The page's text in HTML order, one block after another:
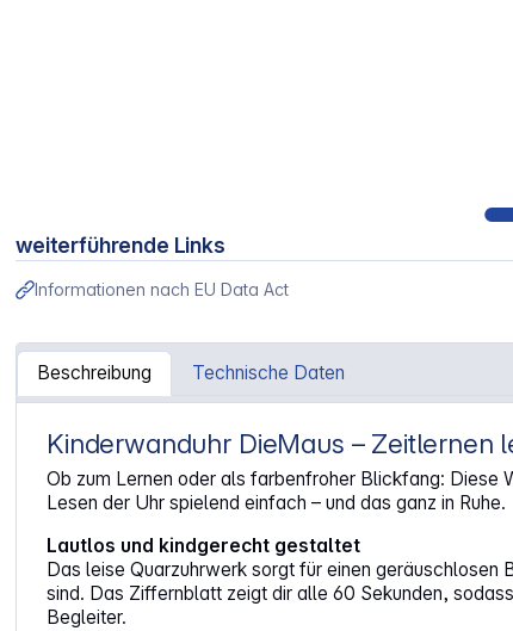
weiterführende Links
Informationen nach EU Data Act
Beschreibung Technische Daten
Artikelinformationen "DieMaus Kinder-Wanduhr Maus,
Kinderwanduhr DieMaus – Zeitlernen
Ob zum Lernen oder als farbenfroher Blickfang: Diese
Lesen der Uhr spielend einfach – und das ganz in Ruhe.
Lautlos und kindgerecht gestaltet
Das leise Quarzuhrwerk sorgt für einen
sind. Das Ziffernblatt zeigt dir alle 60 Sekunden,
Begleiter.